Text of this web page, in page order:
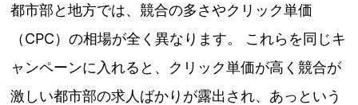
都市部と地方では、競合の多さやクリック単価
（CPC）の相場が全く異なります。 これらを同じキ
ャンペーンに入れると、クリック単価が高く競合が
激しい都市部の求人ばかりが露出され、あっという